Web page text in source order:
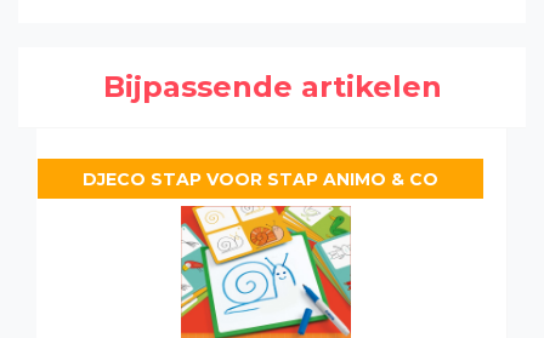
Bijpassende artikelen
DJECO STAP VOOR STAP ANIMO & CO